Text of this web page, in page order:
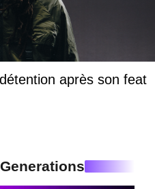
après son feat